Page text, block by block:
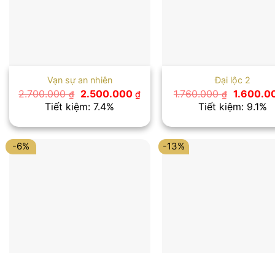
Vạn sự an nhiên
2.700.000₫
Giá
gốc
là:
2.500.000₫Giá
là:
2.500.000 ₫.
Tiết kiệm: 7.4%
Đại lộc 2
1.760.000₫ Giá
gốc
là:
Tiết kiệm: 9.1%
-6% -13%